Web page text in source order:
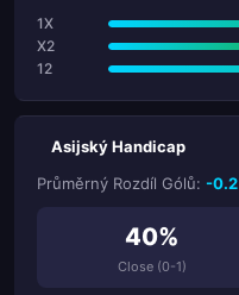
1X
X2
12
Asijský Handicap
Průměrný Rozdíl Gólů: -0.2
40%
Close (0-1)